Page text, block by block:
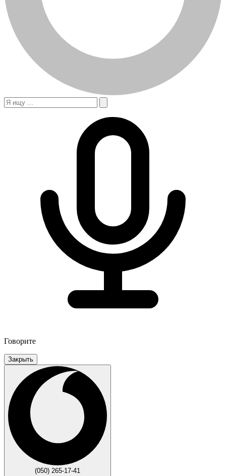
Говорите
Закрыть
(050) 265-17-41